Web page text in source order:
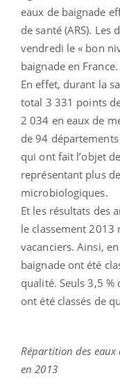
eaux de baignade
de santé (ARS).
vendredi le « bon
baignade en France.
En effet, durant la
total 3 331 points
2 034 en eaux de
de 94
qui ont fait l’objet
représentant plus
microbiologiques.
Et les résultats des
le classement 2013
vacanciers. Ainsi,
baignade ont été
qualité. Seuls 3,5
ont été classés de
Répartition des
en 2013